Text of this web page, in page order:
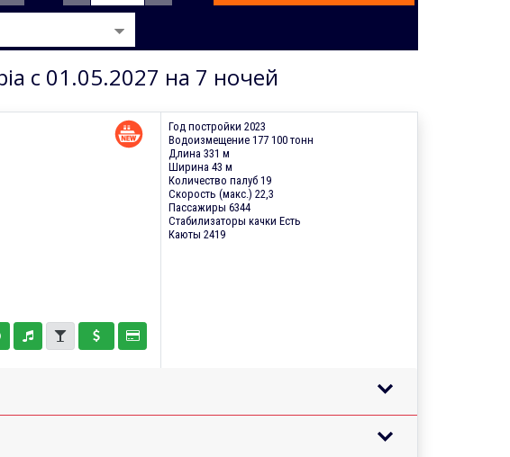
с 01.05.2027 на 7 ночей
Год постройки 2023
Водоизмещение 177 100 тонн
Длина 331 м
Ширина 43 м
Количество палуб 19
Скорость (макс.) 22,3
Пассажиры 6344
Стабилизаторы качки Есть
Каюты 2419